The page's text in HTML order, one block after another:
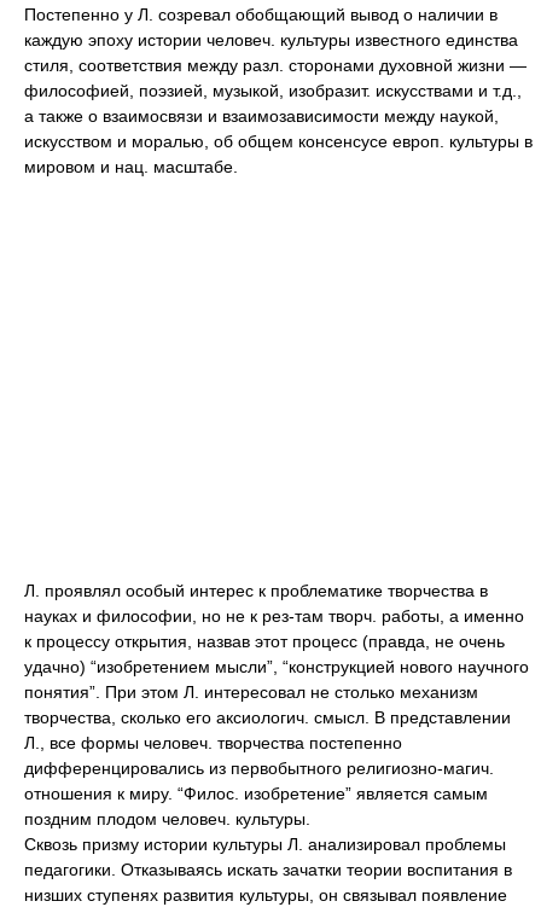
Постепенно у Л. созревал обобщающий вывод о наличии в
каждую эпоху истории человеч. культуры известного единства
стиля, соответствия между разл. сторонами духовной жизни —
философией, поэзией, музыкой, изобразит. искусствами и т.д.,
а также о взаимосвязи и взаимозависимости между наукой,
искусством и моралью, об общем консенсусе европ. культуры в
мировом и нац. масштабе.
Л. проявлял особый интерес к проблематике творчества в
науках и философии, но не к рез-там творч. работы, а именно
к процессу открытия, назвав этот процесс (правда, не очень
удачно) “изобретением мысли”, “конструкцией нового научного
понятия”. При этом Л. интересовал не столько механизм
творчества, сколько его аксиологич. смысл. В представлении
Л., все формы человеч. творчества постепенно
дифференцировались из первобытного религиозно-магич.
отношения к миру. “Филос. изобретение” является самым
поздним плодом человеч. культуры.
Сквозь призму истории культуры Л. анализировал проблемы
педагогики. Отказываясь искать зачатки теории воспитания в
низших ступенях развития культуры, он связывал появление